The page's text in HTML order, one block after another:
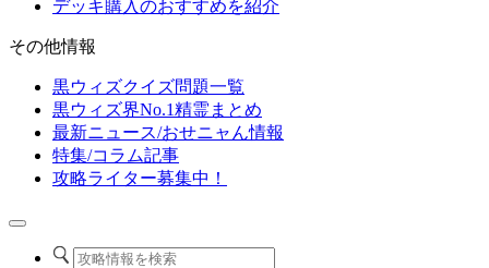
デッキ購入のおすすめを紹介
その他情報
黒ウィズクイズ問題一覧
黒ウィズ界No.1精霊まとめ
最新ニュース/おせニャん情報
特集/コラム記事
攻略ライター募集中！